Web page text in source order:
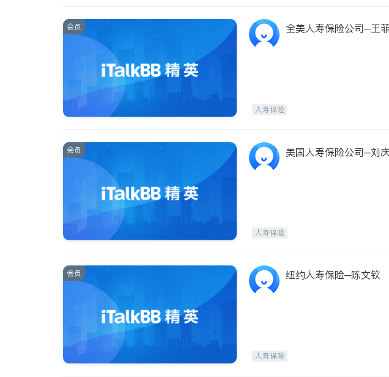
会员 全美人寿保险公司─王菲
人寿保险
会员
美国人寿保险公司─刘
人寿保险
会员 纽约人寿保险─陈文钦
人寿保险